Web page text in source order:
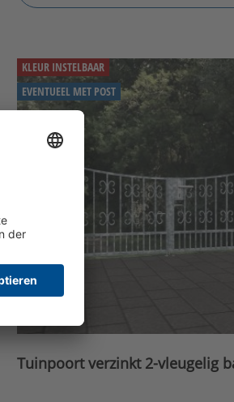
KLEUR INSTELBAAR
EVENTUEEL MET POST
Tuinpoort verzinkt 2-vleugelig